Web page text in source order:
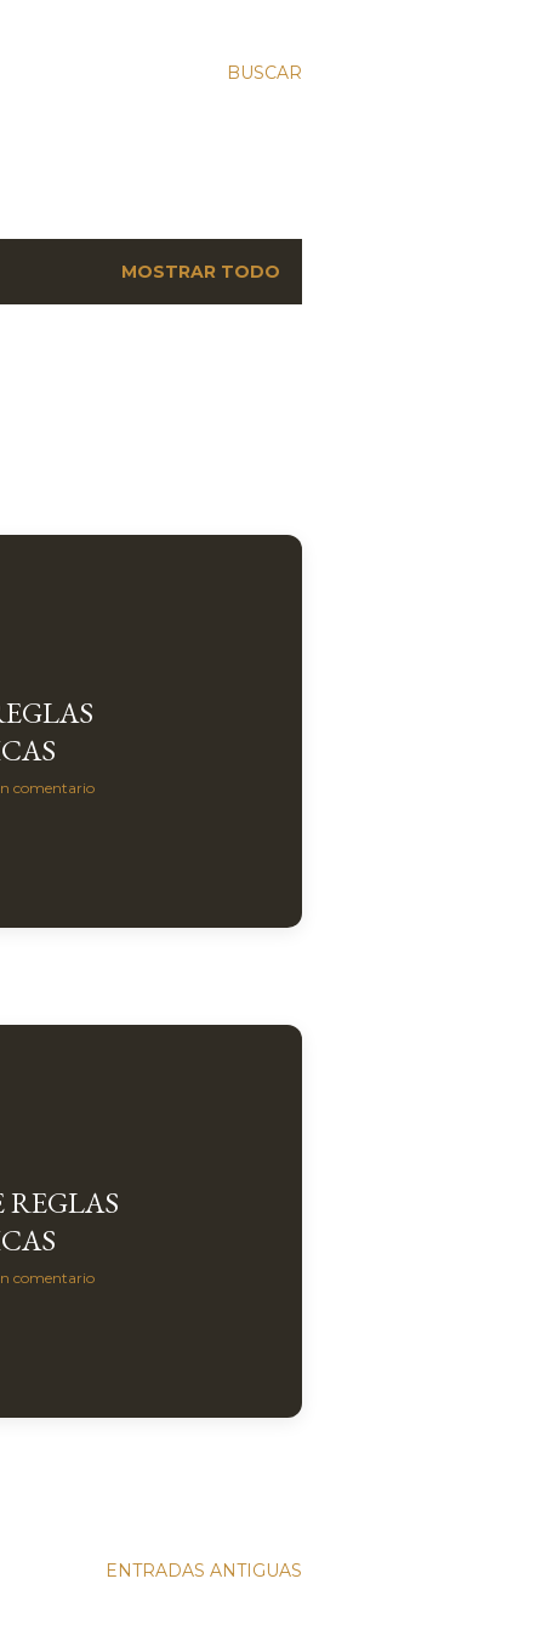
BUSCAR
MOSTRAR TODO
comentario
REGLAS
comentario
ENTRADAS ANTIGUAS